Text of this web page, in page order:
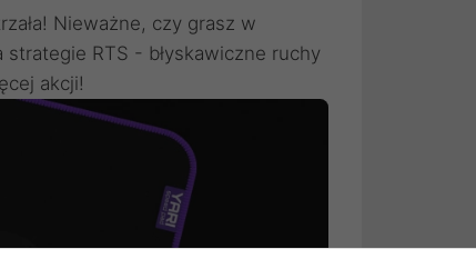
Nieważne, czy grasz w
RTS - błyskawiczne ruchy
akcji!